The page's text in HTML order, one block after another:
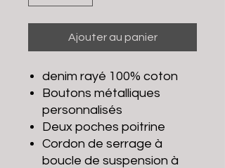
Ajouter au panier
denim rayé 100% coton
Boutons métalliques
personnalisés
Deux poches poitrine
Cordon de serrage à
boucle de suspension à